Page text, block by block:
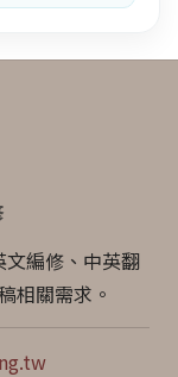
編修、中英翻
相關需求。